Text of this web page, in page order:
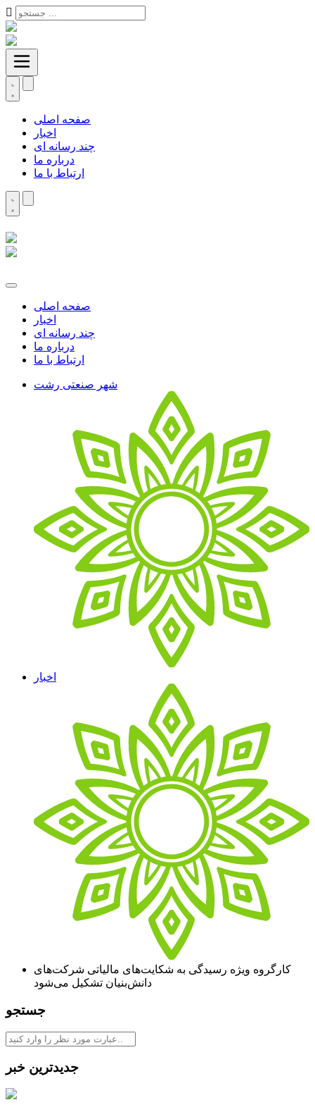
صفحه اصلی
اخبار
چند رسانه ای
درباره ما
ارتباط با ما
صفحه اصلی
اخبار
چند رسانه ای
درباره ما
ارتباط با ما
شهر صنعتی رشت
اخبار
کارگروه ویژه رسیدگی به شکایت‌های مالیاتی شرکت‌های
دانش‌بنیان تشکیل می‌شود
جستجو
جدیدترین خبر